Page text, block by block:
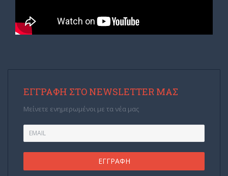
ΕΓΓΡΑΦΉ ΣΤΟ NEWSLETTER ΜΑΣ
Μείνετε ενημερωμένοι με τα νέα μας